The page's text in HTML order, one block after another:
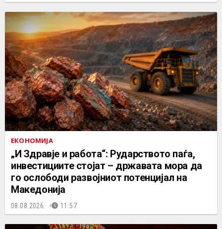
ЕКОНОМИЈА
„И Здравје и работа“: Рударството паѓа,
инвестициите стојат – државата мора да
го ослободи развојниот потенцијал на
Македонија
08.08.2026. 11:57